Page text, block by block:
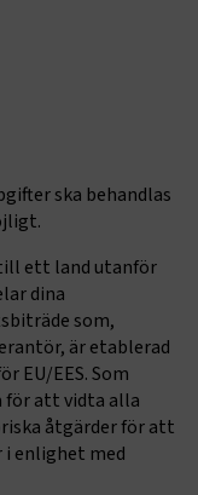
ska behandlas
ett land utanför
dina
som,
är etablerad
EU/EES. Som
för att vidta alla
åtgärder för att
i enlighet med